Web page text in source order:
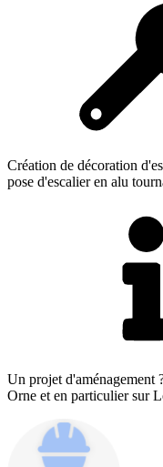
Création de décoration
pose d'escalier en alu
Un projet d'aménagement
Orne et en particulier sur